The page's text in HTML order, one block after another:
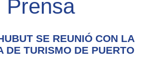
Prensa
SE REUNIÓ CON LA
DE TURISMO DE PUERTO